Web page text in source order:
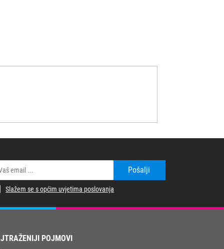
Pošalji
Slažem se s općim uvjetima poslovanja
POJMOVI